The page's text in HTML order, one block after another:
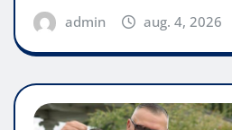
admin aug. 4, 2026